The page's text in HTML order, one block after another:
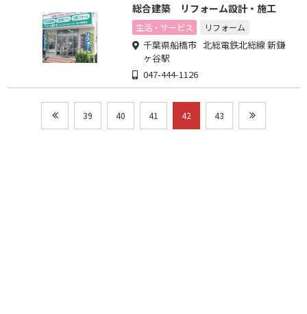
総合建築 リフォーム設計・施工
生活・サービス リフォーム
千葉県船橋市 北総電鉄北総線 新鎌
ヶ谷駅
047-444-1126
39 40 41 42 43